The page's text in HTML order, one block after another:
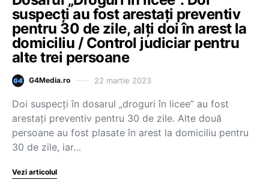
suspecți au fost arestați preventiv
pentru 30 de zile, alți doi în arest la
domiciliu / Control judiciar pentru
alte trei persoane
G4Media.ro 22 martie 2023
Doi suspecți în dosarul „droguri în licee” au fost
arestați preventiv pentru 30 de zile. Alte două
persoane au fost plasate în arest la domiciliu pentru
30 de zile, iar…
Vezi articolul